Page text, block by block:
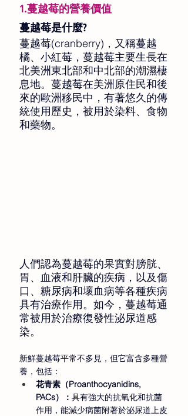
1.蔓越莓的營養價值
蔓越莓是什麼?
蔓越莓(cranberry)，又稱蔓越
橘、小紅莓，蔓越莓主要生長在
北美洲東北部和中北部的潮濕棲
息地。蔓越莓在美洲原住民和後
來的歐洲移民中，有著悠久的傳
統使用歷史，被用於染料、食物
和藥物。
人們認為蔓越莓的果實對膀胱、
胃、血液和肝臟的疾病，以及傷
口、糖尿病和壞血病等各種疾病
具有治療作用。如今，蔓越莓通
常被用於治療復發性泌尿道感
染。
新鮮蔓越莓平常不多見，但它富含多種營
養，包括：
花青素（Proanthocyanidins,
PACs）： 具有強大的抗氧化和抗菌
作用，能減少病菌附著於泌尿道上皮